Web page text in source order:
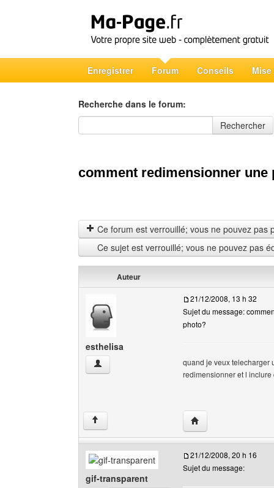
Enregistrer Forum Conseils Mise
Recherche dans le forum:
Recherche dans le forum
Rechercher
comment redimensionner une
Ce forum est verrouillé; vous ne pouvez pas
Ce sujet est verrouillé; vous ne pouvez pas
Auteur
esthelisa
esthelisa Voir le profil de l'utilisateur
21/12/2008, 13 h 32
Sujet du message:
photo?
quand je veux telecharger
redimensionner et l
↑ Visiter le site web
gif-transparent
21/12/2008, 20 h 16
Sujet du message: